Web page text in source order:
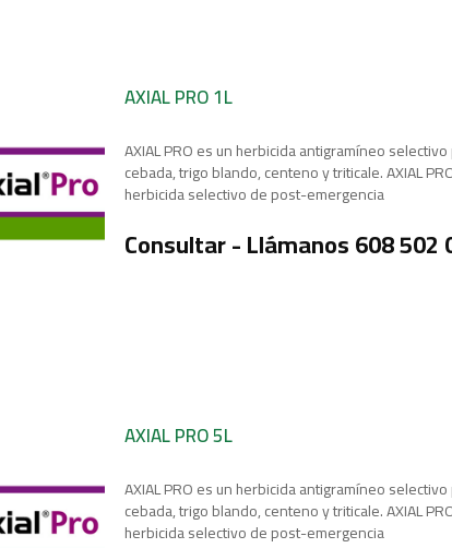
AXIAL PRO 1L
AXIAL PRO es un herbicida antigramíneo
cebada, trigo blando, centeno y triticale. AXIAL
herbicida selectivo de post-emergencia
Consultar - Llámanos 608 502
AXIAL PRO 5L
AXIAL PRO es un herbicida antigramíneo
cebada, trigo blando, centeno y triticale. AXIAL
herbicida selectivo de post-emergencia